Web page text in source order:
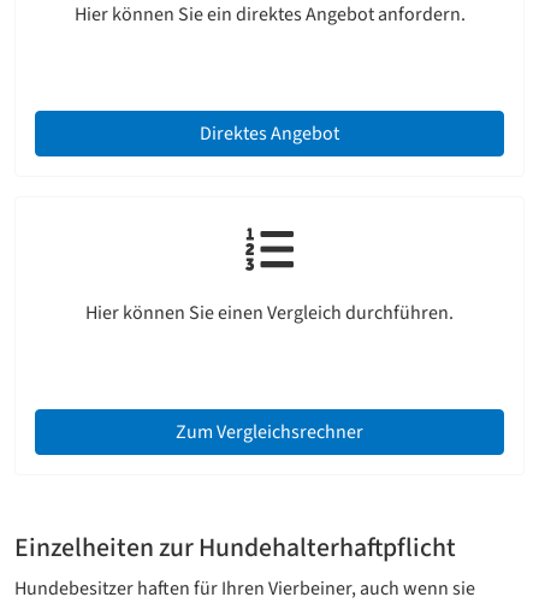
Hier können Sie ein direktes Angebot anfordern.
Direktes Angebot
Hier können Sie einen Vergleich durchführen.
Zum Vergleichsrechner
Einzelheiten zur Hundehalterhaftpflicht
Hundebesitzer haften für Ihren Vierbeiner, auch wenn sie